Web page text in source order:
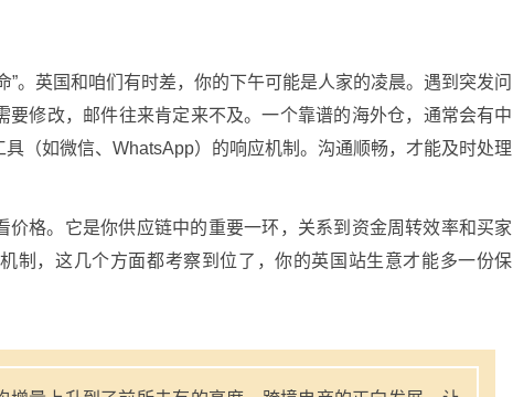
”。英国和咱们有时差，你的下午可能是人家的凌晨。遇到突发问
修改，邮件往来肯定来不及。一个靠谱的海外仓，通常会有中
（如微信、WhatsApp）的响应机制。沟通顺畅，才能及时处理
价格。它是你供应链中的重要一环，关系到资金周转效率和买家
制，这几个方面都考察到位了，你的英国站生意才能多一份保